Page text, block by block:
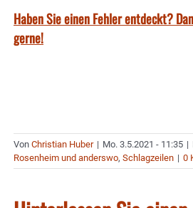
Haben Sie einen Fehler entdeckt?
gerne!
Von Christian Huber | Mo. 3.5.2021 - 11:35 |
Rosenheim und anderswo, Schlagzeilen | 0